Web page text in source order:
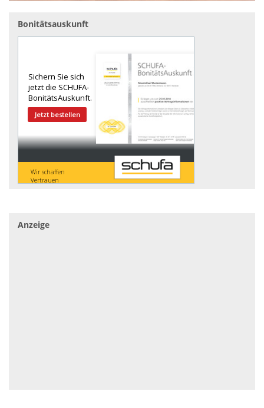
Bonitätsauskunft
Anzeige